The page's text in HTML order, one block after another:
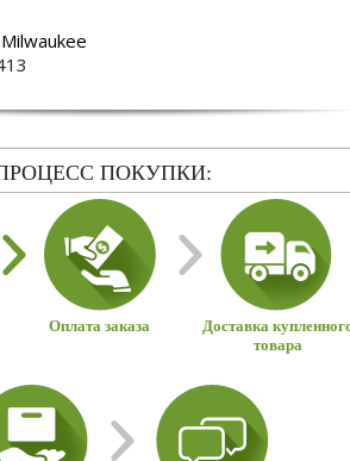
Milwaukee
ПОКУПКИ:
Оплата заказа
Доставка
товара